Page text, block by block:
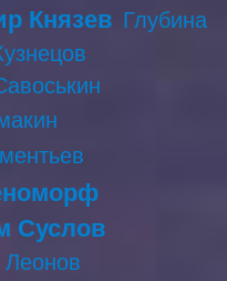
Князев Глубина
Суслов